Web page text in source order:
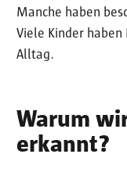
Manche haben
Viele Kinder
Alltag.
Warum
erkannt?